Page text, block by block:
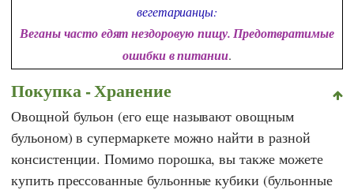
вегетарианцы:
Веганы часто едят нездоровую пищу. Предотвратимые
ошибки в питании.
Покупка - Хранение
Овощной бульон (его еще называют овощным
бульоном) в супермаркете можно найти в разной
консистенции. Помимо порошка, вы также можете
купить прессованные бульонные кубики (бульонные